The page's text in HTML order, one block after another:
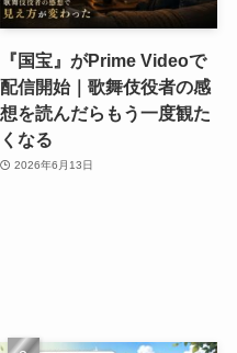
『国宝』がPrime Videoで
配信開始｜歌舞伎役者の感
想を読んだらもう一度観た
くなる
2026年6月13日